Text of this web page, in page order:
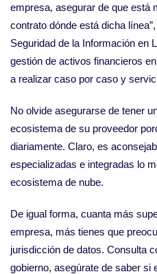
empresa, asegurar de que está
contrato dónde está dicha
Seguridad de la Información en
gestión de activos financieros
a realizar caso por caso y
No olvide asegurarse de tener
ecosistema de su proveedor
diariamente. Claro, es
especializadas e integradas lo
ecosistema de nube.
De igual forma, cuanta más
empresa, más tienes que
jurisdicción de datos. Consulta
gobierno, asegúrate de saber si